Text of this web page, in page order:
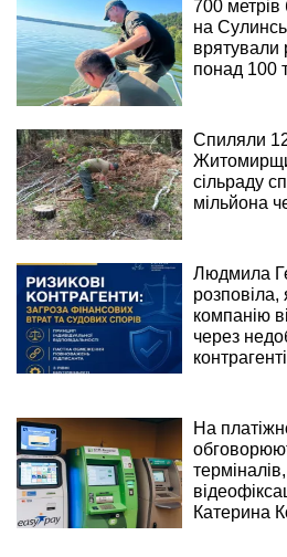
700 метрів
на
врятували
понад 100
Спиляли
сільраду
мільйона
Людмила
розповіла,
компанію
через
На
Катерина